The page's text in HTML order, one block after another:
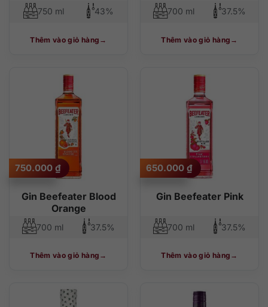
750 ml 43%
Thêm vào giỏ hàng
700 ml 37.5%
Thêm vào giỏ hàng
Gin Beefeater Blood
Orange
750.000 ₫
700 ml 37.5%
Thêm vào giỏ hàng
Gin Beefeater Pink
650.000 ₫
700 ml 37.5%
Thêm vào giỏ hàng